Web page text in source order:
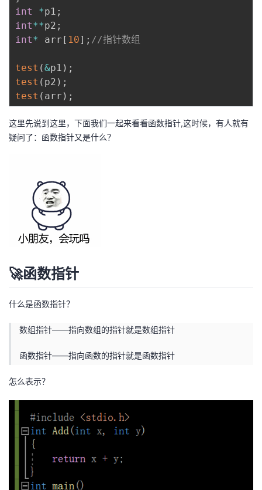
int
*p1 ;
int**p2 ;
int* arr [ 10] ; //指针数组
test (&p1 ) ;
test ( p2 ) ;
test ( arr ) ;
这里先说到这里，下面我们一起来看看函数指针,这时候，有人就有
疑问了：函数指针又是什么？
🚀函数指针
什么是函数指针？
数组指针——指向数组的指针就是数组指针
函数指针——指向函数的指针就是函数指针
怎么表示？